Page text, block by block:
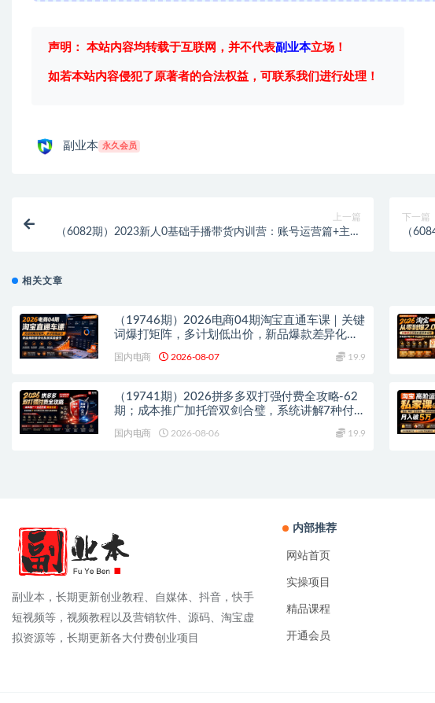
声明： 本站内容均转载于互联网，并不代表副业本立场！
如若本站内容侵犯了原著者的合法权益，可联系我们进行处理！
副业本 永久会员
上一篇
（6082期）2023新人0基础手播带货内训营：账号运营篇+主播
下一篇
（
相关文章
（19746期）2026电商04期淘宝直通车课｜关键
词爆打矩阵，多计划低出价，新品爆款差异化投
国内电商 2026-08-07 19.9
（19741期）2026拼多多双打强付费全攻略-62
期；成本推广加托管双剑合璧，系统讲解7种付费
国内电商 2026-08-06 19.9
副业本，长期更新创业教程、自媒体、抖音，快手
短视频等，视频教程以及营销软件、源码、淘宝虚
拟资源等，长期更新各大付费创业项目
内部推荐
网站首页
实操项目
精品课程
开通会员